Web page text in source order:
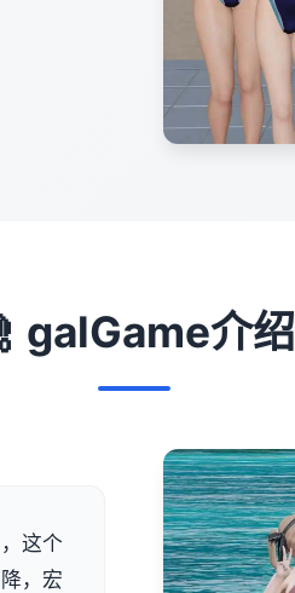
galGame介绍
这个
，宏